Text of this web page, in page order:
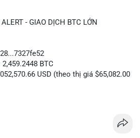
- GIAO DỊCH BTC LỚN
BTC
USD (theo thị giá $65,082.00
đương hơn 160 triệu USD được